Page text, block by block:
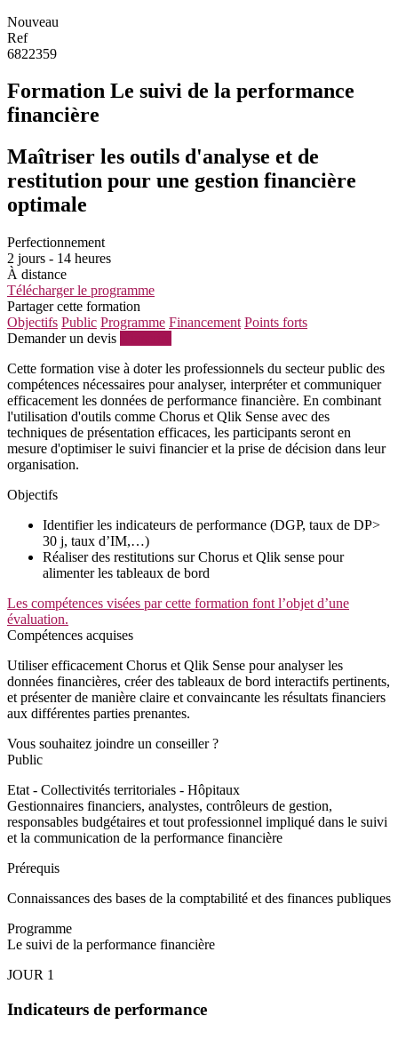
Nouveau
Ref
6822359
Formation Le suivi de la performance
financière
Maîtriser les outils d'analyse et de
restitution pour une gestion financière
optimale
Perfectionnement
2 jours - 14 heures
À distance
Télécharger le programme
Partager cette formation
Objectifs Public Programme Financement Points forts
Demander un devis
Cette formation vise à doter les professionnels du secteur public des
compétences nécessaires pour analyser, interpréter et communiquer
efficacement les données de performance financière. En combinant
l'utilisation d'outils comme Chorus et Qlik Sense avec des
techniques de présentation efficaces, les participants seront en
mesure d'optimiser le suivi financier et la prise de décision dans leur
organisation.
Objectifs
Identifier les indicateurs de performance (DGP, taux de DP>
30 j, taux d’IM,…)
Réaliser des restitutions sur Chorus et Qlik sense pour
alimenter les tableaux de bord
Les compétences visées par cette formation font l’objet d’une
évaluation.
Compétences acquises
Utiliser efficacement Chorus et Qlik Sense pour analyser les
données financières, créer des tableaux de bord interactifs pertinents,
et présenter de manière claire et convaincante les résultats financiers
aux différentes parties prenantes.
Vous souhaitez joindre un conseiller ?
Public
Etat - Collectivités territoriales - Hôpitaux
Gestionnaires financiers, analystes, contrôleurs de gestion,
responsables budgétaires et tout professionnel impliqué dans le suivi
et la communication de la performance financière
Prérequis
Connaissances des bases de la comptabilité et des finances publiques
Programme
Le suivi de la performance financière
JOUR 1
Indicateurs de performance